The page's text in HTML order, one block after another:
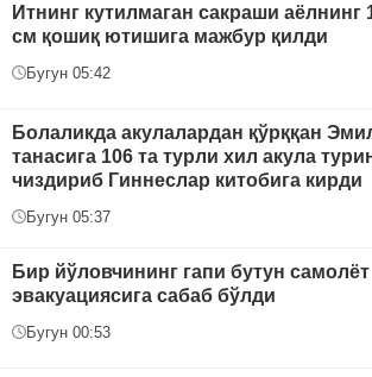
Итнинг кутилмаган сакраши аёлнинг
см қошиқ ютишига мажбур қилди
Бугун 05:42
Болаликда акулалардан қўрққан
танасига 106 та турли хил акула
чиздириб Гиннеслар китобига кирди
Бугун 05:37
Бир йўловчининг гапи бутун самолёт
эвакуациясига сабаб бўлди
Бугун 00:53